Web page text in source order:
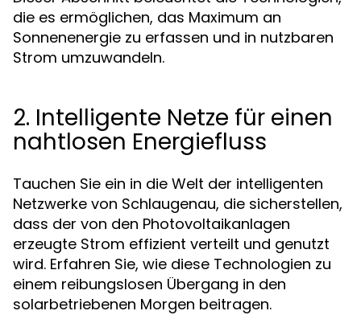
die es ermöglichen, das Maximum an
Sonnenenergie zu erfassen und in nutzbaren
Strom umzuwandeln.
2. Intelligente Netze für einen
nahtlosen Energiefluss
Tauchen Sie ein in die Welt der intelligenten
Netzwerke von Schlaugenau, die sicherstellen,
dass der von den Photovoltaikanlagen
erzeugte Strom effizient verteilt und genutzt
wird. Erfahren Sie, wie diese Technologien zu
einem reibungslosen Übergang in den
solarbetriebenen Morgen beitragen.